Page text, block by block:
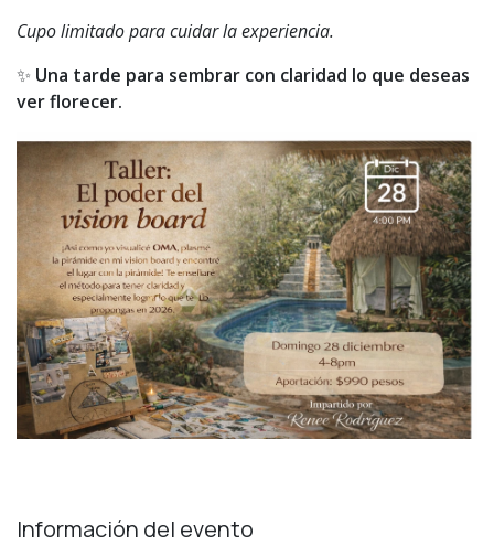
Cupo limitado para cuidar la experiencia.
✨ Una tarde para sembrar con claridad lo que deseas
ver florecer.
Información del evento